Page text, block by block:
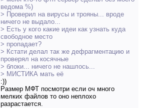
ведома %)
> Проверил на вирусы и трояны... вроде
ничего не выдало...
> Есть у кого какие идеи как узнать куда
свободное место
> пропадает?
> Кстати делал так же дефрагментацию и
проверял на косячные
> блоки... ничего не нашлось...
> МИСТИКА мать её
:))
Размер МФТ посмотри если оч много
мелких файлов то оно неплохо
разрастается.